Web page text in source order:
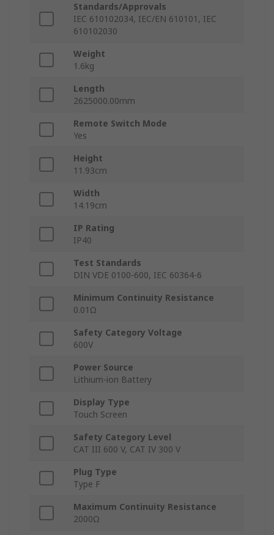
Standards/Approvals
IEC 610102034, IEC/EN 610101, IEC
610102030
Weight
1.6kg
Length
2625000.00mm
Remote Switch Mode
Yes
Height
11.93cm
Width
14.19cm
IP Rating
IP40
Test Standards
DIN VDE 0100-600, IEC 60364-6
Minimum Continuity Resistance
0.01Ω
Safety Category Voltage
600V
Power Source
Lithium-ion Battery
Display Type
Touch Screen
Safety Category Level
CAT III 600 V, CAT IV 300 V
Plug Type
Type F
Maximum Continuity Resistance
2000Ω